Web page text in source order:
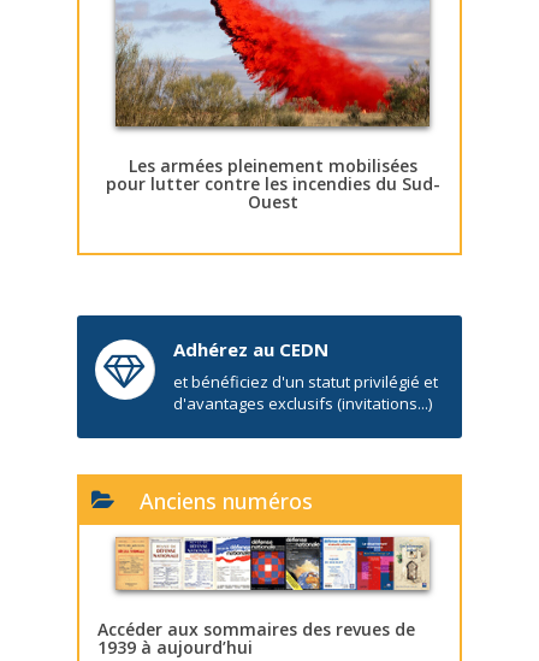
Les armées pleinement mobilisées
pour lutter contre les incendies du Sud-
Ouest
Adhérez au CEDN
et bénéficiez d'un statut privilégié et
d'avantages exclusifs (invitations...)
Anciens numéros
Accéder aux sommaires des revues de
1939 à aujourd’hui